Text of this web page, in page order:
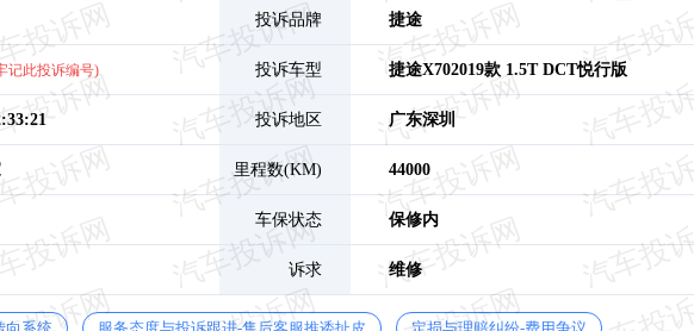
投诉品牌 捷途
记此投诉编号) 投诉车型 捷途X702019款 1.5T DCT悦行版
投诉地区 广东深圳
里程数(KM) 44000
车保状态 保修内
诉求 维修